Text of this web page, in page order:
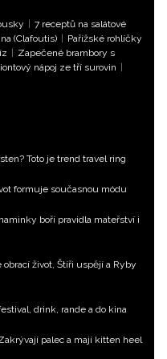
7 receptů na salátové
(Clafoutis)
Pařížské rohlíčky
Zapečené brambory s
nápoj ze tří surovin
Toto je trend travel ring
formuje současnou módu
boří pravidla mateřství i
obrací život, Štíři uspějí a Ryby
drink, rande a do kina
palec a mají kitten heel